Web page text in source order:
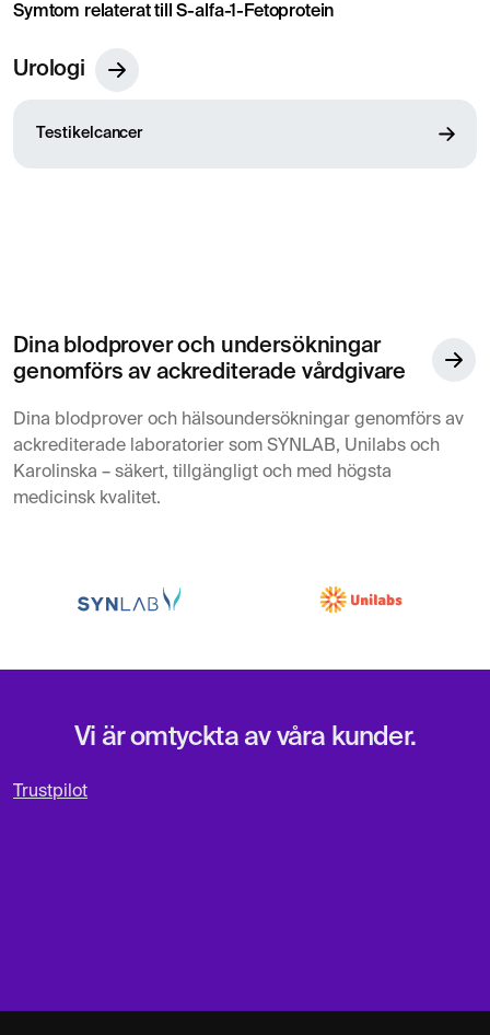
Symtom relaterat till S-alfa-1-Fetoprotein
Urologi
Testikelcancer
Dina blodprover och undersökningar
genomförs av ackrediterade vårdgivare
Dina blodprover och hälsoundersökningar genomförs av
ackrediterade laboratorier som SYNLAB, Unilabs och
Karolinska – säkert, tillgängligt och med högsta
medicinsk kvalitet.
Vi är omtyckta av våra kunder.
Trustpilot